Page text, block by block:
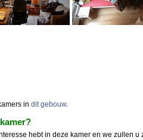
in dit gebouw.
hebt in deze kamer en we zullen u